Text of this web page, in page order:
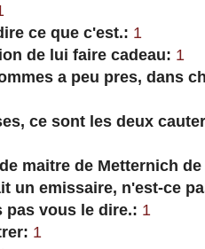
ce que c'est.: 1
de lui faire cadeau: 1
a peu pres, dans
ce sont les deux
maitre de Metternich
un emissaire, n'est-ce
pas vous le dire.: 1
1